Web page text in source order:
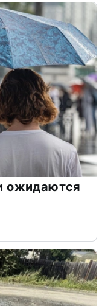
ожидаются